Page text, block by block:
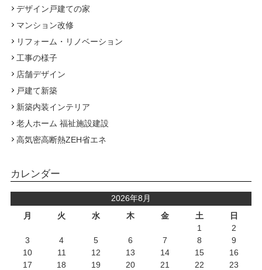
デザイン戸建ての家
マンション改修
リフォーム・リノベーション
工事の様子
店舗デザイン
戸建て新築
新築内装インテリア
老人ホーム 福祉施設建設
高気密高断熱ZEH省エネ
カレンダー
2026年8月
月
火 水 木 金 土 日
1
2
3
4 5 6 7 8
9
10
11 12 13 14 15
16
17
18 19 20 21 22
23